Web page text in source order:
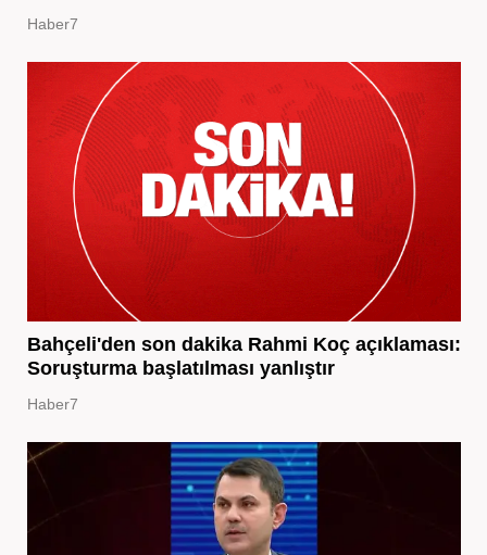
Haber7
Bahçeli'den son dakika Rahmi Koç açıklaması:
Soruşturma başlatılması yanlıştır
Haber7